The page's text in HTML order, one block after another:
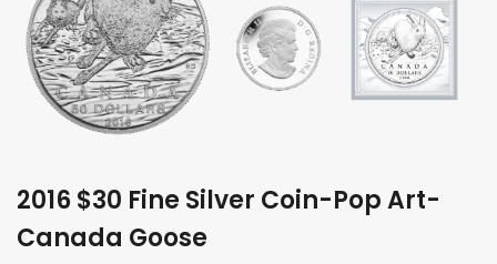
2016 $30 Fine Silver Coin-Pop Art-
Canada Goose